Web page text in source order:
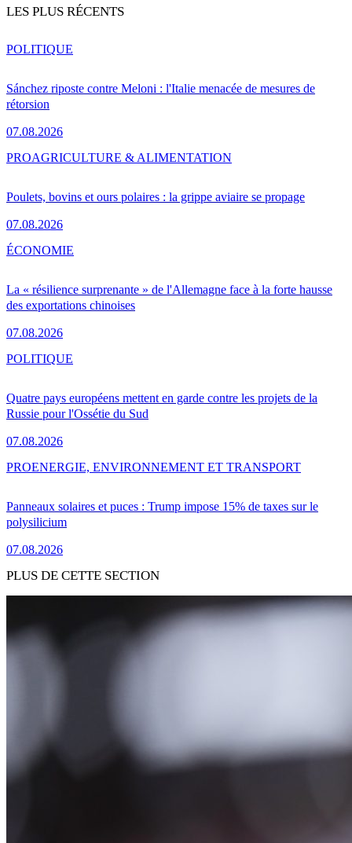
LES PLUS RÉCENTS
Sánchez riposte contre Meloni : l'Italie menacée de mesures de
rétorsion
07.08.2026
POLITIQUE
Poulets, bovins et ours polaires : la grippe aviaire se propage
07.08.2026
PROAGRICULTURE & ALIMENTATION
La « résilience surprenante » de l'Allemagne face à la forte hausse
des exportations chinoises
07.08.2026
ÉCONOMIE
Quatre pays européens mettent en garde contre les projets de la
Russie pour l'Ossétie du Sud
07.08.2026
POLITIQUE
Panneaux solaires et puces : Trump impose 15% de taxes sur le
polysilicium
07.08.2026
PROENERGIE, ENVIRONNEMENT ET TRANSPORT
PLUS DE CETTE SECTION